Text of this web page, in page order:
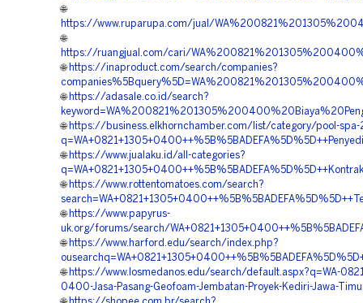
🌐
https://www.ruparupa.com/jual/
🌐
https://ruangjual.com/cari/
🌐 https://inaproduct.com/search/companies?
🌐 https://adasale.co.id/search?
🌐 https://business.elkhornchamber.com/list/category/pool-spa-
🌐 https://www.jualaku.id/all-categories?
🌐 https://www.rottentomatoes.com/search?
🌐 https://www.papyrus-
uk.org/forums/search/
🌐 https://www.harford.edu/search/index.php?
🌐 https://www.losmedanos.edu/search/default.aspx?q=WA-
0400-Jasa-Pasang-Geofoam-Jembatan-Proyek-Kediri-Jawa-